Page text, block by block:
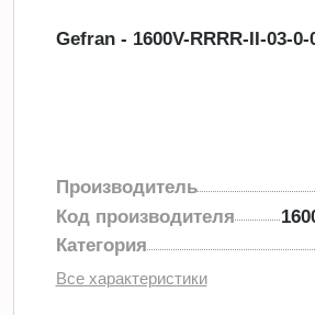
Gefran - 1600V-RRRR-II-03-0-
Производитель
Код производителя
Категория
Все характеристики